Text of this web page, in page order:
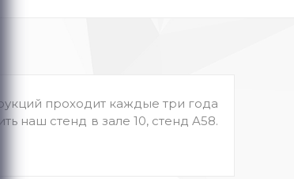
проходит каждые три года
наш стенд в зале 10, стенд A58.